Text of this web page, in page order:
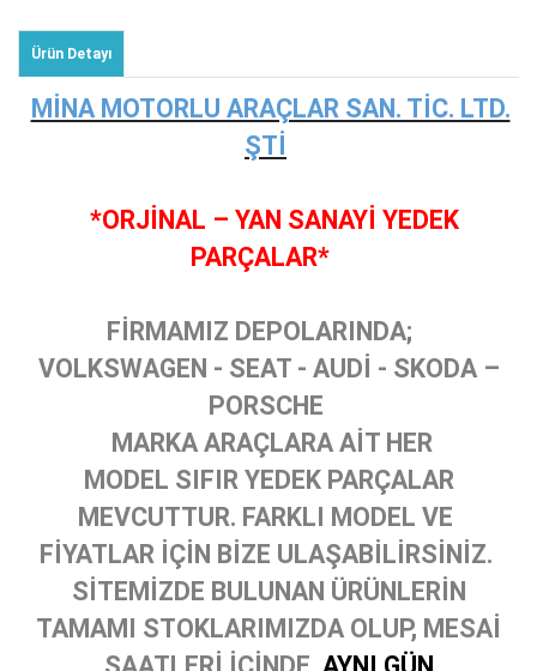
Ürün Detayı
MİNA MOTORLU ARAÇLAR SAN. TİC. LTD.
ŞTİ
*ORJİNAL – YAN SANAYİ YEDEK
PARÇALAR*
FİRMAMIZ DEPOLARINDA;
VOLKSWAGEN - SEAT - AUDİ - SKODA –
PORSCHE
MARKA ARAÇLARA AİT HER
MODEL SIFIR YEDEK PARÇALAR
MEVCUTTUR. FARKLI MODEL VE
FİYATLAR İÇİN BİZE ULAŞABİLİRSİNİZ.
SİTEMİZDE BULUNAN ÜRÜNLERİN
TAMAMI STOKLARIMIZDA OLUP, MESAİ